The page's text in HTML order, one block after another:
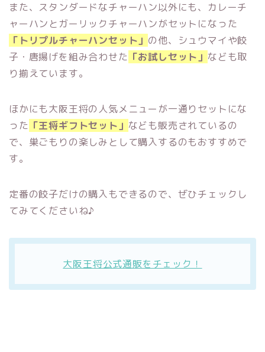
また、スタンダードなチャーハン以外にも、カレーチ
ャーハンとガーリックチャーハンがセットになった
「トリプルチャーハンセット」 の他、シュウマイや餃
子・唐揚げを組み合わせた 「お試しセット」 なども取
り揃えています。
ほかにも大阪王将の人気メニューが一通りセットにな
った 「王将ギフトセット」 なども販売されているの
で、巣ごもりの楽しみとして購入するのもおすすめで
す。
定番の餃子だけの購入もできるので、ぜひチェックし
てみてくださいね♪
大阪王将公式通販をチェック！